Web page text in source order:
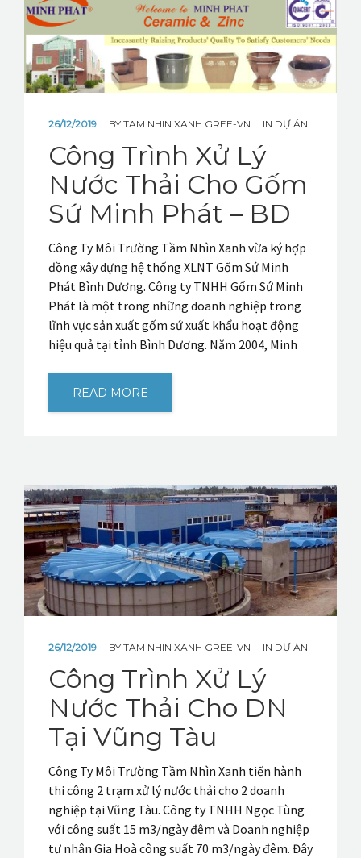
26/12/2019 BY TAM NHIN XANH GREE-VN IN DỰ ÁN
Công Trình Xử Lý
Nước Thải Cho Gốm
Sứ Minh Phát – BD
Công Ty Môi Trường Tầm Nhìn Xanh vừa ký hợp
đồng xây dựng hệ thống XLNT Gốm Sứ Minh
Phát Bình Dương. Công ty TNHH Gốm Sứ Minh
Phát là một trong những doanh nghiệp trong
lĩnh vực sản xuất gốm sứ xuất khẩu hoạt động
hiệu quả tại tỉnh Bình Dương. Năm 2004, Minh
READ MORE
26/12/2019 BY TAM NHIN XANH GREE-VN IN DỰ ÁN
Công Trình Xử Lý
Nước Thải Cho DN
Tại Vũng Tàu
Công Ty Môi Trường Tầm Nhìn Xanh tiến hành
thi công 2 trạm xử lý nước thải cho 2 doanh
nghiệp tại Vũng Tàu. Công ty TNHH Ngọc Tùng
với công suất 15 m3/ngày đêm và Doanh nghiệp
tư nhân Gia Hoà công suất 70 m3/ngày đêm. Đây